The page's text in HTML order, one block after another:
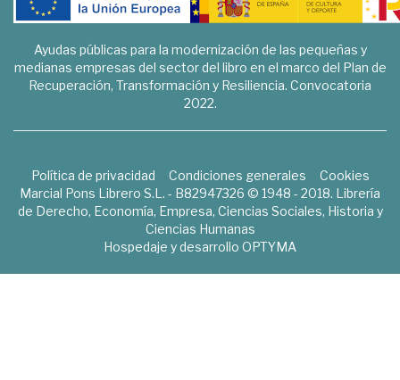
Ayudas públicas para la modernización de las pequeñas y
medianas empresas del sector del libro en el marco del Plan de
Recuperación, Transformación y Resiliencia. Convocatoria
2022.
Política de privacidad Condiciones generales
Cookies
Marcial Pons Librero S.L. - B82947326 © 1948 - 2018. Librería
de Derecho, Economía, Empresa, Ciencias Sociales, Historia y
Ciencias Humanas
Hospedaje y desarrollo OPTYMA